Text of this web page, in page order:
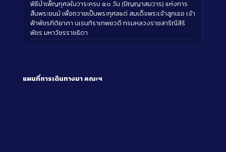
พิธีบำเพ็ญกุศลในวาระครบ ๕๐ วัน (ปัญญาสมวาร) แห่งการ
สิ้นพระชนม์ เพื่อถวายเป็นพระกุศลแด่ สมเด็จพระเจ้าลูกเธอ เจ้า
ฟ้าพัชรกิติยาภา นเรนทิราเทพยวดี กรมหลวงราชสาริณีสิริ
พัชร มหาวัชรราชธิดา
แผนที่การเดินทางมา คณะฯ